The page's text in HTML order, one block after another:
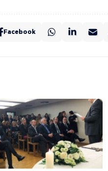
Facebook